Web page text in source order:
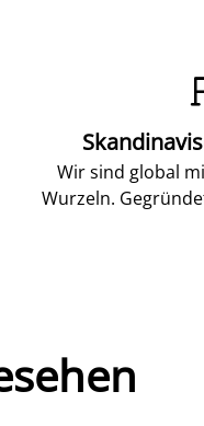
Wir sind global
Wurzeln.